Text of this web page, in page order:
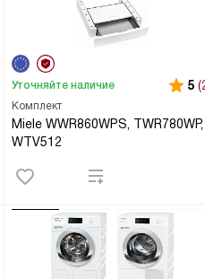
Комплект
Miele WWR860WPS, TWR780WP,
WTV512
Уточняйте наличие 5